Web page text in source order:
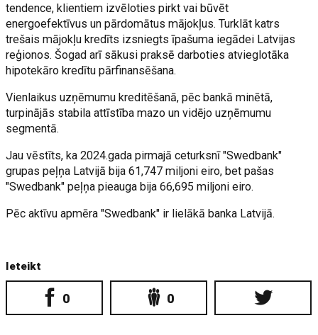
tendence, klientiem izvēloties pirkt vai būvēt
energoefektīvus un pārdomātus mājokļus. Turklāt katrs
trešais mājokļu kredīts izsniegts īpašuma iegādei Latvijas
reģionos. Šogad arī sākusi praksē darboties atvieglotāka
hipotekāro kredītu pārfinansēšana.
Vienlaikus uzņēmumu kreditēšanā, pēc bankā minētā,
turpinājās stabila attīstība mazo un vidējo uzņēmumu
segmentā.
Jau vēstīts, ka 2024.gada pirmajā ceturksnī "Swedbank"
grupas peļņa Latvijā bija 61,747 miljoni eiro, bet pašas
"Swedbank" peļņa pieauga bija 66,695 miljoni eiro.
Pēc aktīvu apmēra "Swedbank" ir lielākā banka Latvijā.
Ieteikt
0 0